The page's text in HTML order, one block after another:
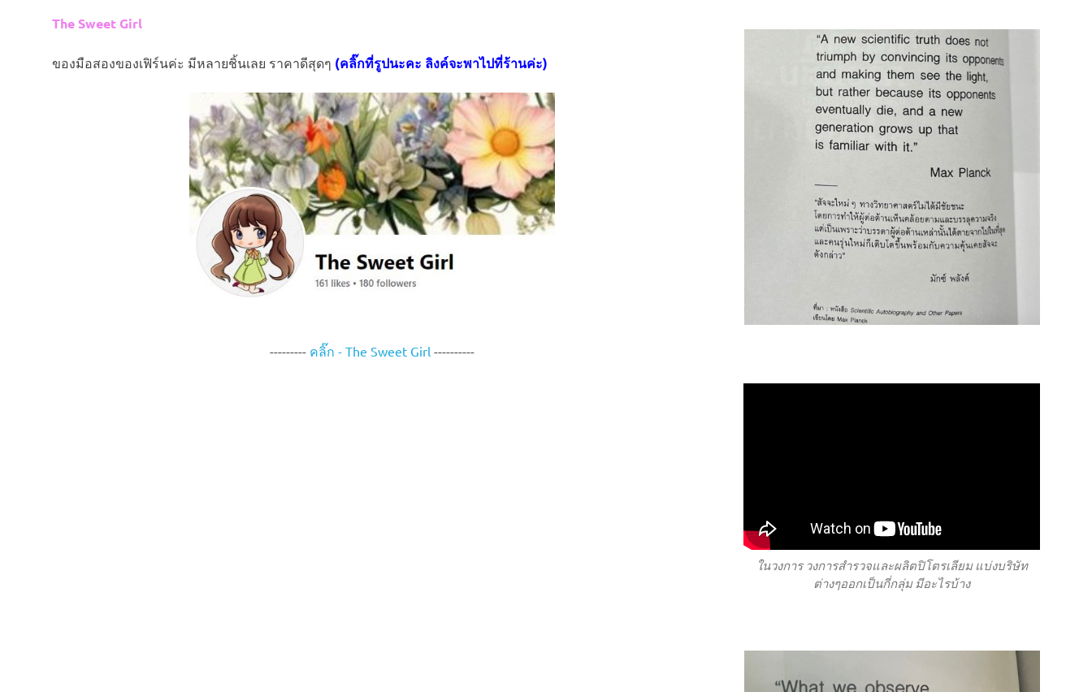
d
o
u
p
The Sweet Girl
ของมือสองของเฟิร์นค่ะ มีหลายชิ้นเลย ราคาดีสุดๆ (คลิ๊กที่รูปนะคะ ลิงค์จะพาไปที่ร้านค่ะ)
--------- คลิ๊ก - The Sweet Girl ----------
ในวงการ วงการสำรวจและผลิตปิโตรเลียม แบ่งบริษัท
ต่างๆออกเป็นกี่กลุ่ม มีอะไรบ้าง